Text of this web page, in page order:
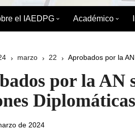
el IAEDPG Académico
Postgrado
marzo 22 Aprobados por la
por la AN
Diplomáticas
de 2024